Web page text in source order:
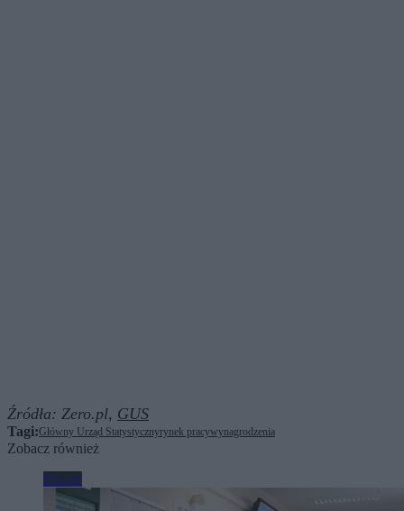
Źródła: Zero.pl, GUS
Tagi:Główny Urząd Statystycznyrynek pracywynagrodzenia
Zobacz również
Biznes